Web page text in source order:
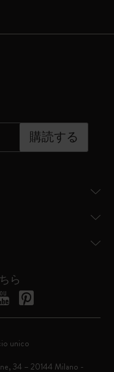
購読する
ら
unico
34 – 20144 Milano -